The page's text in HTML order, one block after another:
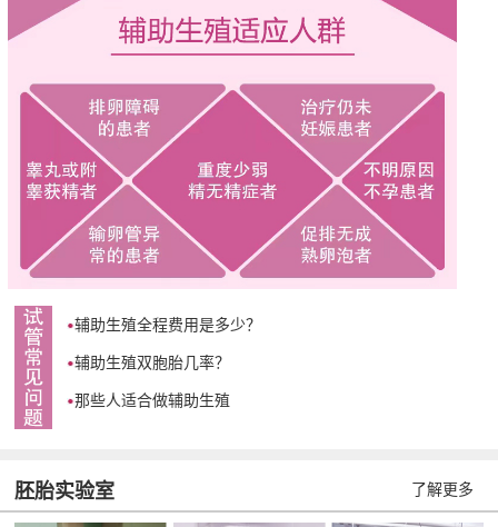
辅助生殖全程费用是多少？
辅助生殖双胞胎几率？
那些人适合做辅助生殖
胚胎实验室 了解更多